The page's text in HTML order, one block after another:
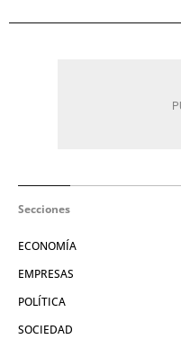
Secciones
ECONOMÍA
EMPRESAS
POLÍTICA
SOCIEDAD